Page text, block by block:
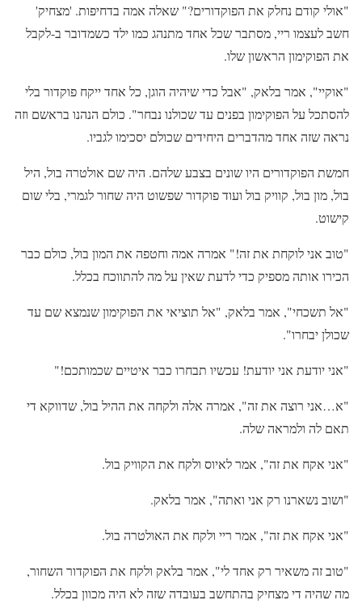
"אולי קודם נחלק את הפוקדורים?" שאלה אמה בדחיפות. 'מצחיק'
חשב לעצמו ריי, מסתבר שכל אחד מתנהג כמו ילד כשמדובר ב-לקבל
את הפוקימון הראשון שלו.
"אוקיי", אמר בלאק, "אבל כדי שיהיה הוגן, כל אחד ייקח פוקדור בלי
להסתכל על הפוקימון בפנים עד שכולנו נבחר". כולם הנהנו בראשם וזה
נראה שזה אחד מהדברים היחידים שכולם יסכימו לגביו.
חמשת הפוקדורים היו שונים בצבע שלהם. היה שם אולטרה בול, היל
בול, מון בול, קוויק בול ועוד פוקדור שפשוט היה שחור לגמרי, בלי שום
קישוט.
"טוב אני לוקחת את זה!" אמרה אמה וחטפה את המון בול, כולם כבר
הכירו אותה מספיק כדי לדעת שאין על מה להתווכח בכלל.
"אל תשכחי", אמר בלאק, "אל תוציאי את הפוקימון שנמצא שם עד
שכולן יבחרו".
"אני יודעת אני יודעת! עכשיו תבחרו כבר איטיים שכמותכם!"
"א…אני רוצה את זה", אמרה אלה ולקחה את ההיל בול, שדווקא די
תאם לה ולמראה שלה.
"אני אקח את זה", אמר לאיוס ולקח את הקוויק בול.
"ושוב נשארנו רק אני ואתה", אמר בלאק.
"אני אקח את זה", אמר ריי ולקח את האולטרה בול.
"טוב זה משאיר רק אחד לי", אמר בלאק ולקח את הפוקדור השחור,
מה שהיה די מצחיק בהתחשב בעובדה שזה לא היה מכוון בכלל.